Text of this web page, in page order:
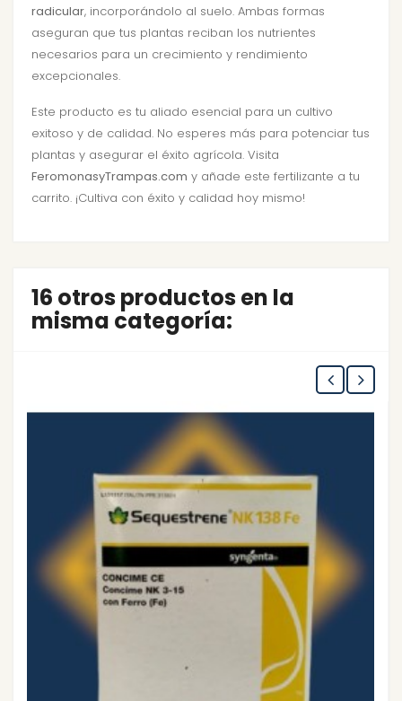
radicular, incorporándolo al suelo. Ambas formas
aseguran que tus plantas reciban los nutrientes
necesarios para un crecimiento y rendimiento
excepcionales.
Este producto es tu aliado esencial para un cultivo
exitoso y de calidad. No esperes más para potenciar tus
plantas y asegurar el éxito agrícola. Visita
FeromonasyTrampas.com y añade este fertilizante a tu
carrito. ¡Cultiva con éxito y calidad hoy mismo!
16 otros productos en la
misma categoría: